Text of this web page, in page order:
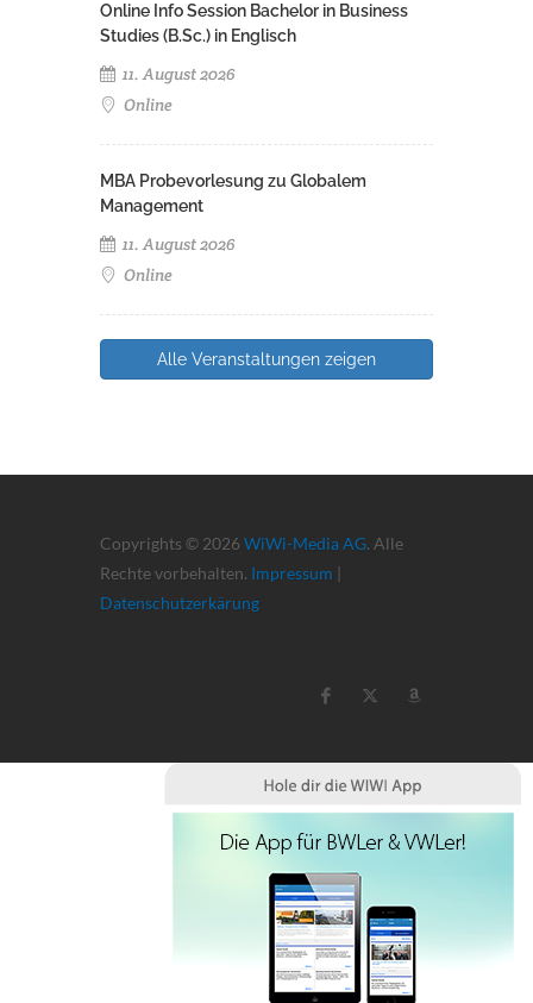
Online Info Session Bachelor in Business
Studies (B.Sc.) in Englisch
11. August 2026
Online
MBA Probevorlesung zu Globalem
Management
11. August 2026
Online
Alle Veranstaltungen zeigen
Copyrights © 2026 WiWi-Media AG. Alle
Rechte vorbehalten. Impressum |
Datenschutzerkärung